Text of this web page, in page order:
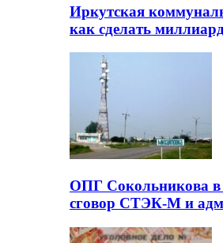
Иркутская
как сделать
ОПГ Сокольникова
сговор СТЭК-М и